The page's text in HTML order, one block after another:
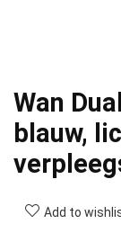
Wan
blauw,
Add to